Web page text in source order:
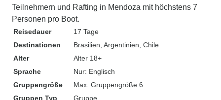
Teilnehmern und Rafting in Mendoza mit höchstens 7
Personen pro Boot.
Reisedauer
17 Tage
Destinationen
Brasilien , Argentinien , Chile
Alter
Alter 18+
Sprache
Nur: Englisch
Gruppengröße
Max. Gruppengröße 6
Gruppen Typ
Gruppe